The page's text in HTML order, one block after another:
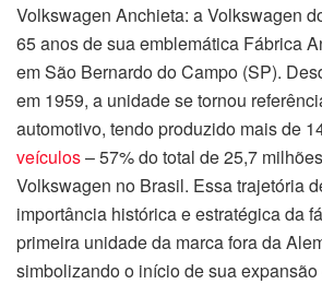
Volkswagen Anchieta: a Volkswagen
65 anos de sua emblemática Fábrica
em São Bernardo do Campo (SP).
em 1959, a unidade se tornou
automotivo, tendo produzido mais de
veículos– 57% do total de 25,7
Volkswagen no Brasil. Essa trajetória
importância histórica e estratégica da
primeira unidade da marca fora da
simbolizando o início de sua